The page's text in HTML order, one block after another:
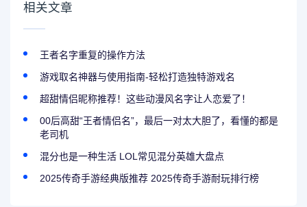
相关文章
王者名字重复的操作方法
游戏取名神器与使用指南-轻松打造独特游戏名
超甜情侣昵称推荐！这些动漫风名字让人恋爱了！
00后高甜“王者情侣名”，最后一对太大胆了，看懂的都是
老司机
混分也是一种生活 LOL常见混分英雄大盘点
2025传奇手游经典版推荐 2025传奇手游耐玩排行榜